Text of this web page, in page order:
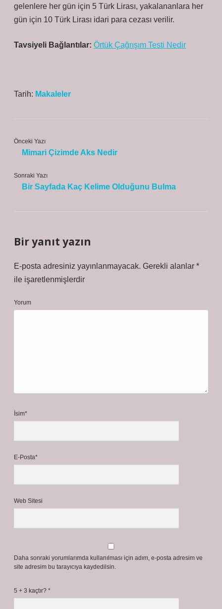
gelenlere her gün için 5 Türk Lirası, yakalananlara her
gün için 10 Türk Lirası idari para cezası verilir.
Tavsiyeli Bağlantılar: Örtük Çağrışım Testi Nedir
Tarih: Makaleler
Önceki Yazı
Mimari Çizimde Aks Nedir
Sonraki Yazı
Bir Sayfada Kaç Kelime Olduğunu Bulma
Bir yanıt yazın
E-posta adresiniz yayınlanmayacak. Gerekli alanlar *
ile işaretlenmişlerdir
Yorum
İsim*
E-Posta*
Web Sitesi
Daha sonraki yorumlarımda kullanılması için adım, e-posta adresim ve
site adresim bu tarayıcıya kaydedilsin.
5 + 3 kaçtır? *